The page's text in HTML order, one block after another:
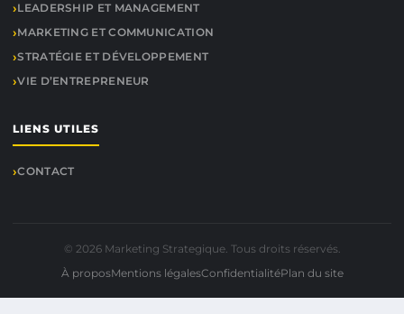
LEADERSHIP ET MANAGEMENT
MARKETING ET COMMUNICATION
STRATÉGIE ET DÉVELOPPEMENT
VIE D’ENTREPRENEUR
LIENS UTILES
CONTACT
© 2026 Marketing Strategique. Tous droits réservés.
À proposMentions légalesConfidentialitéPlan du site